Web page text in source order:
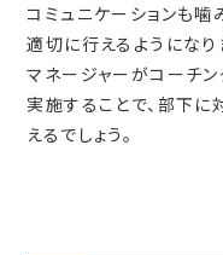
コミュニケーションも噛
適切に行えるようになり
マネージャーがコーチ
実施することで、部下
えるでしょう。